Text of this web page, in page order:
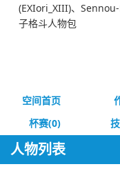
(EXIori_XIII)、
子格斗人物包
空间首页
杯赛(0)
人物列表